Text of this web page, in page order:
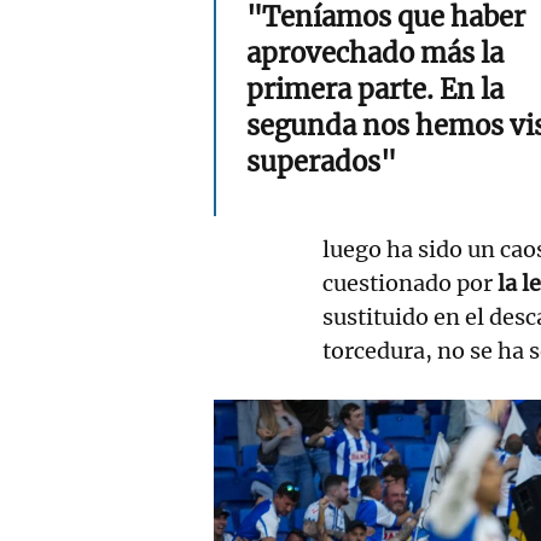
"Teníamos que haber
aprovechado más la
primera parte. En la
segunda nos hemos
superados"
luego ha sido un
cuestionado porla
sustituido en el
torcedura, no se ha